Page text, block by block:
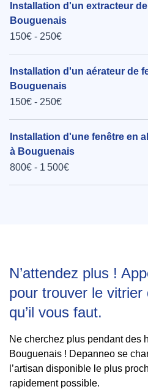
Installation d'un extracteur
Bouguenais
150€ - 250€
Installation d'un aérateur de
Bouguenais
150€ - 250€
Installation d'une fenêtre en
à Bouguenais
800€ - 1 500€
N’attendez plus !
pour trouver le vitrier
qu’il vous faut.
Ne cherchez plus pendant des
Bouguenais ! Depanneo se
l’artisan disponible le plus
rapidement possible.